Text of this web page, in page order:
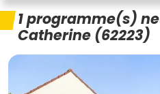
1 programme(s)
Catherine (62223)